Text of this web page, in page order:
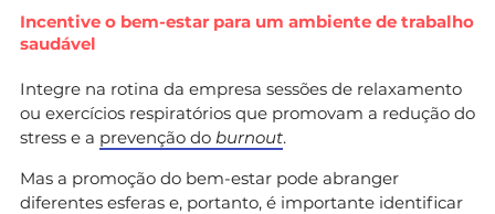
Incentive o bem-estar para um ambiente de trabalho
saudável
Integre na rotina da empresa sessões de relaxamento
ou exercícios respiratórios que promovam a redução do
stress e a prevenção do burnout.
Mas a promoção do bem-estar pode abranger
diferentes esferas e, portanto, é importante identificar